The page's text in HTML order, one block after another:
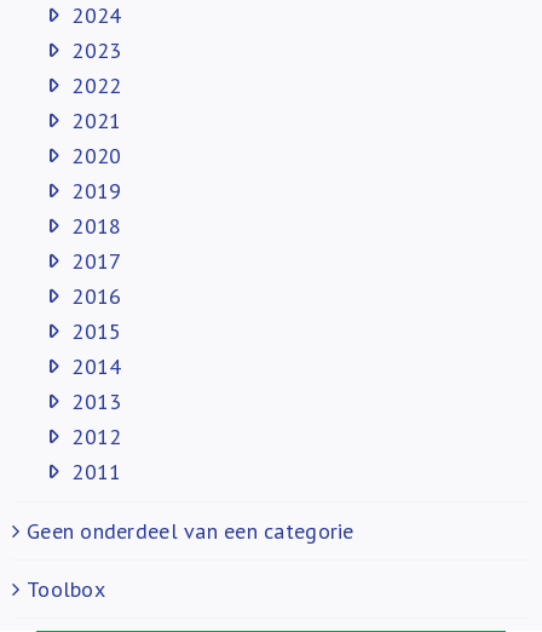
2024
2023
2022
2021
2020
2019
2018
2017
2016
2015
2014
2013
2012
2011
Geen onderdeel van een categorie
Toolbox